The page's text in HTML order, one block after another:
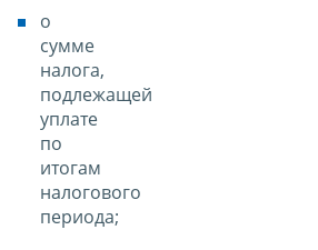
о
сумме
налога,
подлежащей
уплате
по
итогам
налогового
периода;